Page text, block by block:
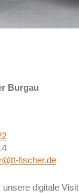
Burgau
fischer.de
digitale